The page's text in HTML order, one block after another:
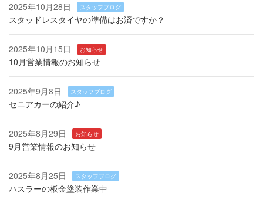
2025年10月28日 スタッフブログ
スタッドレスタイヤの準備はお済ですか？
2025年10月15日 お知らせ
10月営業情報のお知らせ
2025年9月8日 スタッフブログ
セニアカーの紹介♪
2025年8月29日 お知らせ
9月営業情報のお知らせ
2025年8月25日 スタッフブログ
ハスラーの板金塗装作業中